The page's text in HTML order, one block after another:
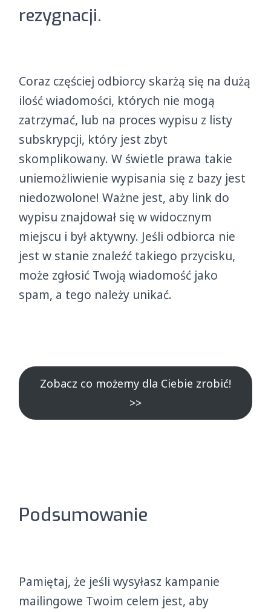
rezygnacji.
Coraz częściej odbiorcy skarżą się na dużą
ilość wiadomości, których nie mogą
zatrzymać, lub na proces wypisu z listy
subskrypcji, który jest zbyt
skomplikowany. W świetle prawa takie
uniemożliwienie wypisania się z bazy jest
niedozwolone! Ważne jest, aby link do
wypisu znajdował się w widocznym
miejscu i był aktywny. Jeśli odbiorca nie
jest w stanie znaleźć takiego przycisku,
może zgłosić Twoją wiadomość jako
spam, a tego należy unikać.
Zobacz co możemy dla Ciebie zrobić!
>>
Podsumowanie
Pamiętaj, że jeśli wysyłasz kampanie
mailingowe Twoim celem jest, aby